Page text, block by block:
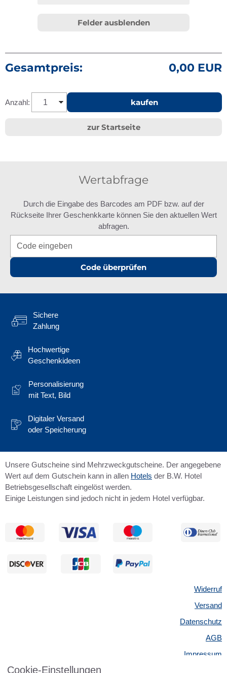
Felder ausblenden
Gesamtpreis: 0,00 EUR
Anzahl: kaufen
zur Startseite
Wertabfrage
Durch die Eingabe des Barcodes am PDF bzw. auf der
Rückseite Ihrer Geschenkkarte können Sie den aktuellen Wert
abfragen.
Code überprüfen
Sichere
Zahlung
Hochwertige
Geschenkideen
Personalisierung
mit Text, Bild
Digitaler Versand
oder Speicherung
Unsere Gutscheine sind Mehrzweckgutscheine. Der angegebene
Wert auf dem Gutschein kann in allen Hotels der B.W. Hotel
Betriebsgesellschaft eingelöst werden.
Einige Leistungen sind jedoch nicht in jedem Hotel verfügbar.
Widerruf
Versand
Datenschutz
AGB
Impressum
Cookie-Einstellungen